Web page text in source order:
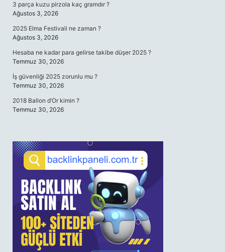
3 parça kuzu pirzola kaç gramdır ?
Ağustos 3, 2026
2025 Elma Festivali ne zaman ?
Ağustos 3, 2026
Hesaba ne kadar para gelirse takibe düşer 2025 ?
Temmuz 30, 2026
İş güvenliği 2025 zorunlu mu ?
Temmuz 30, 2026
2018 Ballon d’Or kimin ?
Temmuz 30, 2026